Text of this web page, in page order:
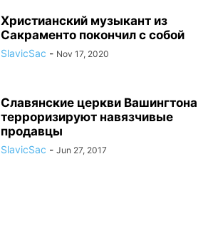
Христианский музыкант из
Сакраменто покончил с собой
SlavicSac - Nov 17, 2020
Славянские церкви Вашингтона
терроризируют навязчивые
продавцы
SlavicSac - Jun 27, 2017